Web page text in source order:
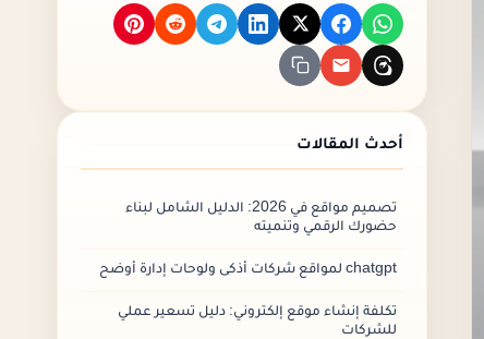
أحدث المقالات
تصميم مواقع في 2026: الدليل الشامل لبناء
حضورك الرقمي وتنميته
chatgpt لمواقع شركات أذكى ولوحات إدارة أوضح
تكلفة إنشاء موقع إلكتروني: دليل تسعير عملي
للشركات